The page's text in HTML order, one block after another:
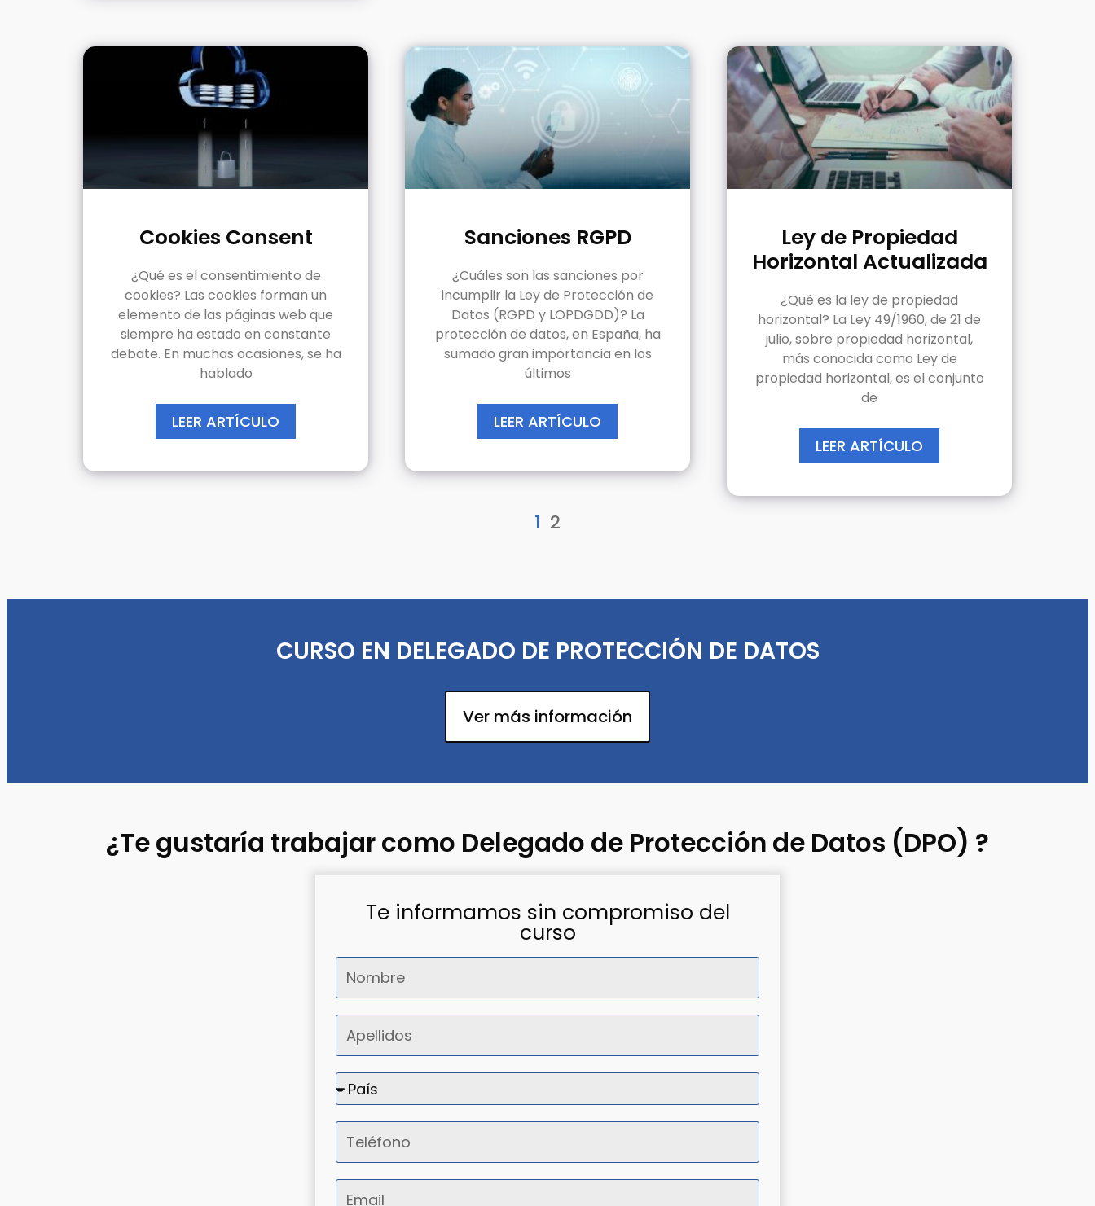
Cookies Consent
¿Qué es el consentimiento de
cookies? Las cookies forman un
elemento de las páginas web que
siempre ha estado en constante
debate. En muchas ocasiones, se ha
hablado
LEER ARTÍCULO
Sanciones RGPD
¿Cuáles son las sanciones por
incumplir la Ley de Protección de
Datos (RGPD y LOPDGDD)? La
protección de datos, en España, ha
sumado gran importancia en los
últimos
LEER ARTÍCULO
Ley de Propiedad
Horizontal Actualizada
¿Qué es la ley de propiedad
horizontal? La Ley 49/1960, de 21 de
julio, sobre propiedad horizontal,
más conocida como Ley de
propiedad horizontal, es el conjunto
de
LEER ARTÍCULO
1 2
CURSO EN DELEGADO DE PROTECCIÓN DE DATOS
Ver más información
¿Te gustaría trabajar como Delegado de Protección de Datos (DPO) ?
Te informamos sin compromiso del
curso